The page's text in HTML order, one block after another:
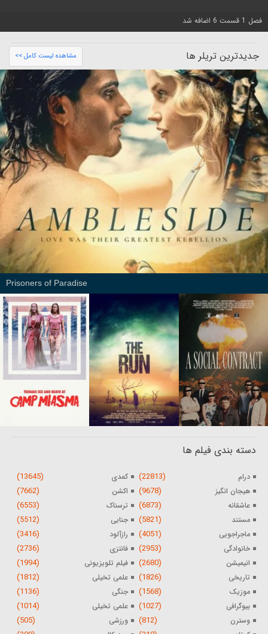
فصل 1 قسمت 6 اضافه شد
جدیدترین تریلر ها مشاهده لیست کامل >>
Prisoners of Paradise
دسته بندی فیلم ها
درام (22813) کمدی (13645)
هیجان انگیز (9678) اکشن (7662)
عاشقانه (6873) ترسناک (6553)
مستند (5821) جنایی (5512)
ماجراجویی (4051) رازآلود (3416)
خانوادگی (2953) فانتزی (2736)
انیمیشن (2680) فیلم تلویزیونی (1994)
تاریخی (1826) علمی تخیلی (1812)
موزیک (1568) جنگی (1136)
بیوگرافی (1027) علمی تخیلی (1014)
وسترن (812) ورزشی (505)